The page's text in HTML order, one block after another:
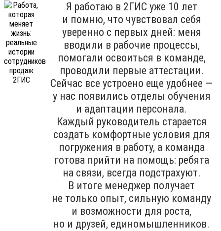
Я работаю в 2ГИС уже 10 лет
и помню, что чувствовал себя
уверенно с первых дней: меня
вводили в рабочие процессы,
помогали освоиться в команде,
проводили первые аттестации.
Сейчас все устроено еще удобнее —
у нас появились отделы обучения
и адаптации персонала.
Каждый руководитель старается
создать комфортные условия для
погружения в работу, а команда
готова прийти на помощь: ребята
на связи, всегда подстрахуют.
В итоге менеджер получает
не только опыт, сильную команду
и возможности для роста,
но и друзей, единомышленников.